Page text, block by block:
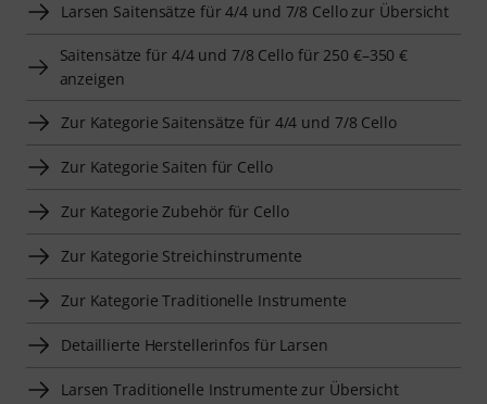
Larsen Saitensätze für 4/4 und 7/8 Cello zur Übersicht
Saitensätze für 4/4 und 7/8 Cello für 250 €–350 €
anzeigen
Zur Kategorie Saitensätze für 4/4 und 7/8 Cello
Zur Kategorie Saiten für Cello
Zur Kategorie Zubehör für Cello
Zur Kategorie Streichinstrumente
Zur Kategorie Traditionelle Instrumente
Detaillierte Herstellerinfos für Larsen
Larsen Traditionelle Instrumente zur Übersicht